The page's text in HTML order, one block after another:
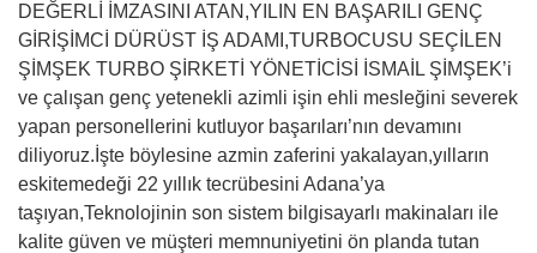
DEĞERLİ İMZASINI ATAN,YILIN EN BAŞARILI GENÇ
GİRİŞİMCİ DÜRÜST İŞ ADAMI,TURBOCUSU SEÇİLEN
ŞİMŞEK TURBO ŞİRKETİ YÖNETİCİSİ İSMAİL ŞİMŞEK’i
ve çalışan genç yetenekli azimli işin ehli mesleğini severek
yapan personellerini kutluyor başarıları’nın devamını
diliyoruz.İşte böylesine azmin zaferini yakalayan,yılların
eskitemedeği 22 yıllık tecrübesini Adana’ya
taşıyan,Teknolojinin son sistem bilgisayarlı makinaları ile
kalite güven ve müşteri memnuniyetini ön planda tutan